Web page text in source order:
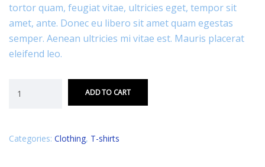
tortor quam, feugiat vitae, ultricies eget, tempor sit
amet, ante. Donec eu libero sit amet quam egestas
semper. Aenean ultricies mi vitae est. Mauris placerat
eleifend leo.
ADD TO CART
Categories: Clothing, T-shirts